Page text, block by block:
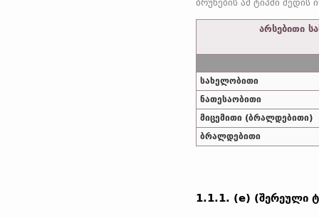
არსებითი
სახელობითი
ნათესაობითი
მიცემითი (ბრალდებითი)
ბრალდებითი
1.1.1. (e) (შერეული